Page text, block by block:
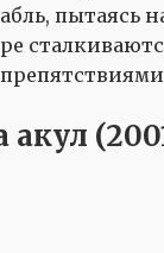
пытаясь